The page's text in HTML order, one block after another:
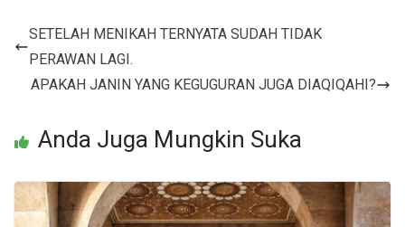
SETELAH MENIKAH TERNYATA SUDAH TIDAK
PERAWAN LAGI.
APAKAH JANIN YANG KEGUGURAN JUGA DIAQIQAHI?
Anda Juga Mungkin Suka